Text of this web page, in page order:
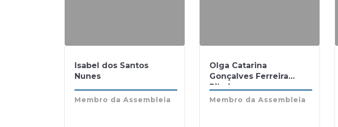
Isabel dos Santos
Nunes
Membro da Assembleia
Olga Catarina
Gonçalves Ferreira
Ribeiro
Membro da Assembleia